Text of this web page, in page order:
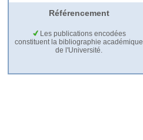
Référencement
Les publications encodées
constituent la bibliographie académique
de l'Université.